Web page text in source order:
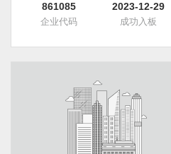
861085
企业代码
2023-12-29
成功入板